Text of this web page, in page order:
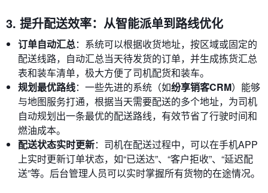
3. 提升配送效率：从智能派单到路线优化
订单自动汇总：系统可以根据收货地址，按区域或固定的
配送线路，自动汇总当天待发货的订单，并生成拣货汇总
表和装车清单，极大方便了司机配货和装车。
规划最优路线：一些先进的系统（如纷享销客CRM）能够
与地图服务打通，根据当天需要配送的多个地址，为司机
自动规划出一条最优的配送路线，有效节省了行驶时间和
燃油成本。
配送状态实时更新：司机在配送过程中，可以在手机APP
上实时更新订单状态，如“已送达”、“客户拒收”、“延迟配
送”等。后台管理人员可以实时掌握所有货物的在途情况。